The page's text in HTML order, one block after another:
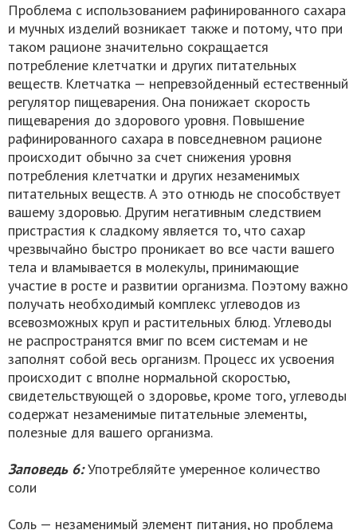
Проблема с использованием рафинированного сахара
и мучных изделий возникает также и потому, что при
таком рационе значительно сокращается
потребление клетчатки и других питательных
веществ. Клетчатка — непревзойденный естественный
регулятор пищеварения. Она понижает скорость
пищеварения до здорового уровня. Повышение
рафинированного сахара в повседневном рационе
происходит обычно за счет снижения уровня
потребления клетчатки и других незаменимых
питательных веществ. А это отнюдь не способствует
вашему здоровью. Другим негативным следствием
пристрастия к сладкому является то, что сахар
чрезвычайно быстро проникает во все части вашего
тела и вламывается в молекулы, принимающие
участие в росте и развитии организма. Поэтому важно
получать необходимый комплекс углеводов из
всевозможных круп и растительных блюд. Углеводы
не распространятся вмиг по всем системам и не
заполнят собой весь организм. Процесс их усвоения
происходит с вполне нормальной скоростью,
свидетельствующей о здоровье, кроме того, углеводы
содержат незаменимые питательные элементы,
полезные для вашего организма.
Заповедь 6:Употребляйте умеренное количество
соли
Соль — незаменимый элемент питания, но проблема